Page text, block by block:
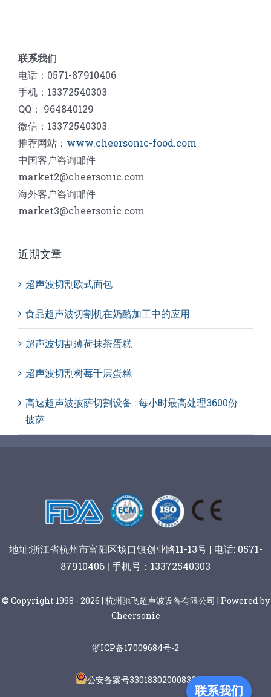
联系我们
电话：0571-87910406
手机：13372540303
QQ： 964840129
微信：13372540303
推荐网站： www.cheersonic-food.com
中国客户咨询邮件
market2@cheersonic.com
海外客户咨询邮件
market3@cheersonic.com
近期文章
超声波切割欧式面包
食品超声波切割机在奶酪加工中的应用
超声波切割薄荷抹茶蛋糕
超声波切割树莓千层蛋糕
高速超声波披萨切割设备 : 每小时最高处理3600份
披萨
地址:浙江省杭州市富阳区场口镇创业路11-13号 | 电话: 0571-
87910406 | 手机号：13372540303
© Copyright 1998 - 2026 | 杭州驰飞超声波设备有限公司 | Powered by
Cheersonic
浙ICP备17009684号-2
公安备案号33018302000836
联系我们